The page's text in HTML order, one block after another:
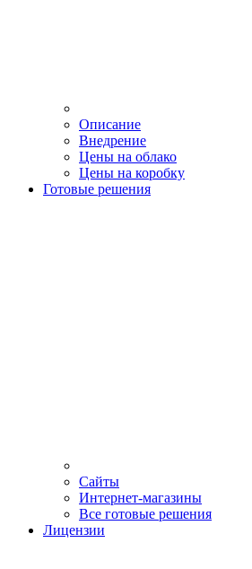
Описание
Внедрение
Цены на облако
Цены на коробку
Готовые решения
Сайты
Интернет-магазины
Все готовые решения
Лицензии